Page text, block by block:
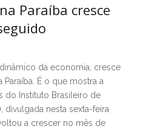
Paraíba cresce
da economia, cresce
É o que mostra a
do Instituto Brasileiro de
divulgada nesta sexta-feira
a crescer no mês de